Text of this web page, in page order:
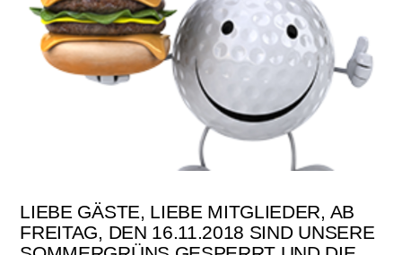
LIEBE GÄSTE, LIEBE MITGLIEDER, AB
FREITAG, DEN 16.11.2018 SIND UNSERE